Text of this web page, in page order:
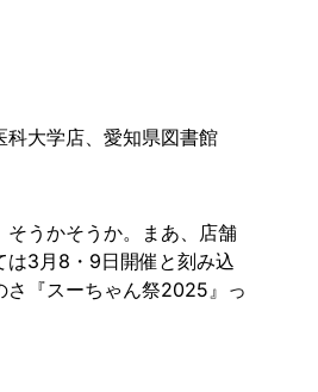
大学店、愛知県図書館
うかそうか。まあ、店舗
は3月8・9日開催と刻み込
さ『スーちゃん祭2025』っ